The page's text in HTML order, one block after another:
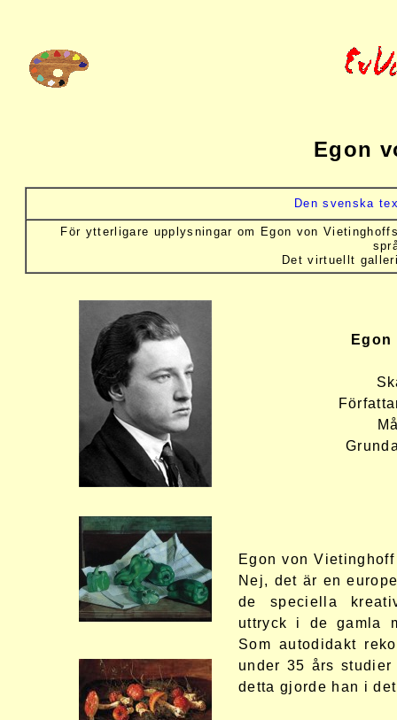
Egon
Den svenska
För ytterligare upplysningar om Egon von
Det virtuellt
Egon von
Nej, det är en
de speciella
uttryck i de gamla
Som autodidakt
under 35 års
detta gjorde han i